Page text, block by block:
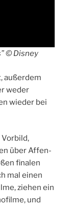
© Disney
außerdem
weder
wieder bei
über Affen-
finalen
mal einen
ziehen ein
und